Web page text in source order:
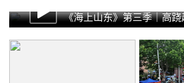
《海上山东》第三季｜高跷